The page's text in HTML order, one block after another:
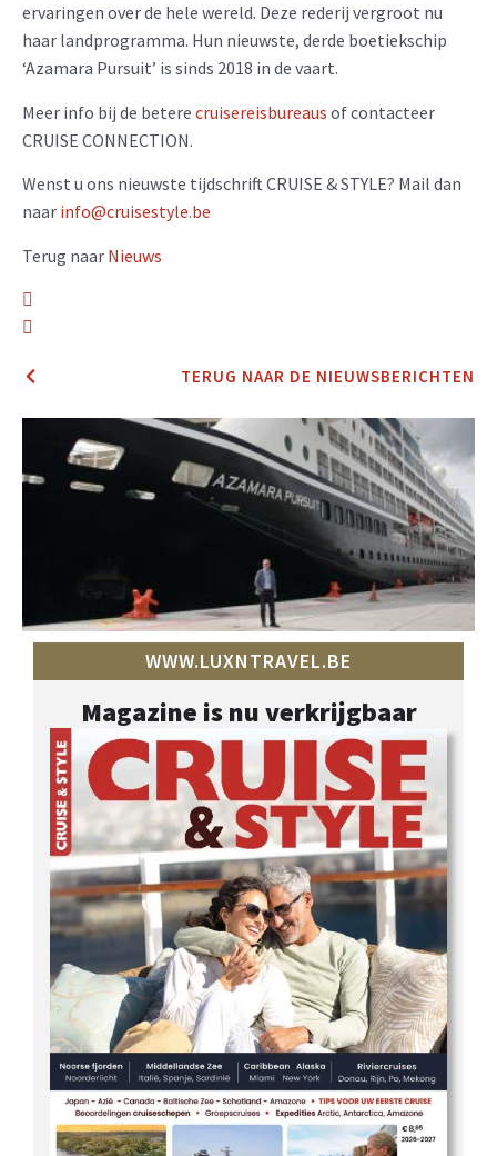
ervaringen over de hele wereld. Deze rederij vergroot nu
haar landprogramma. Hun nieuwste, derde boetiekschip
‘Azamara Pursuit’ is sinds 2018 in de vaart.
Meer info bij de betere cruisereisbureaus of contacteer
CRUISE CONNECTION.
Wenst u ons nieuwste tijdschrift CRUISE & STYLE? Mail dan
naar info@cruisestyle.be
Terug naar Nieuws
TERUG NAAR DE NIEUWSBERICHTEN
WWW.LUXNTRAVEL.BE
Magazine is nu verkrijgbaar